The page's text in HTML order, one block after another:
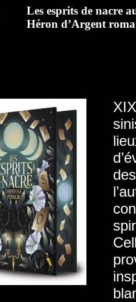
Les esprits de nacre
Héron d’Argent